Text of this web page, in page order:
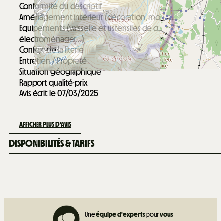
Conformité du descriptif
Aménagement intérieur (décoration, mobilier...)
Equipements (vaisselle et ustensiles de cuisine,
électroménager...)
Confort de la literie
Entretien / Propreté
Situation géographique
Rapport qualité-prix
Avis écrit le 07/03/2025
AFFICHER PLUS D'AVIS
DISPONIBILITÉS & TARIFS
Uneéquipe d'expertspourvous